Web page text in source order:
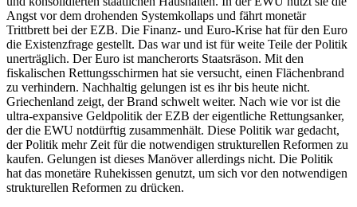
Angst vor dem drohenden Systemkollaps und fährt monetär
Trittbrett bei der EZB. Die Finanz- und Euro-Krise hat für den Euro
die Existenzfrage gestellt. Das war und ist für weite Teile der Politik
unerträglich. Der Euro ist mancherorts Staatsräson. Mit den
fiskalischen Rettungsschirmen hat sie versucht, einen Flächenbrand
zu verhindern. Nachhaltig gelungen ist es ihr bis heute nicht.
Griechenland zeigt, der Brand schwelt weiter. Nach wie vor ist die
ultra-expansive Geldpolitik der EZB der eigentliche Rettungsanker,
der die EWU notdürftig zusammenhält. Diese Politik war gedacht,
der Politik mehr Zeit für die notwendigen strukturellen Reformen zu
kaufen. Gelungen ist dieses Manöver allerdings nicht. Die Politik
hat das monetäre Ruhekissen genutzt, um sich vor den notwendigen
strukturellen Reformen zu drücken.